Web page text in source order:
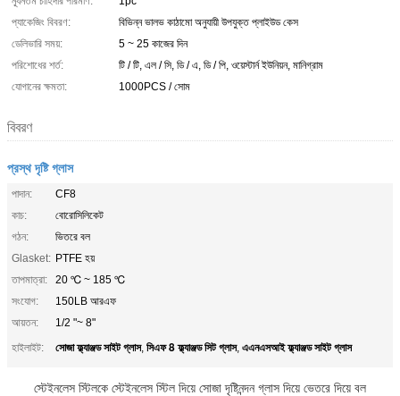
প্যাকেজিং বিবরণ:
বিভিন্ন ভালভ কাঠামো অনুযায়ী উপযুক্ত প্লাইউড কেস
ডেলিভারি সময়:
5 ~ 25 কাজের দিন
পরিশোধের শর্ত:
টি / টি, এল / সি, ডি / এ, ডি / পি, ওয়েস্টার্ন ইউনিয়ন, মানিগ্রাম
যোগানের ক্ষমতা:
1000PCS / সোম
বিবরণ
প্রস্থ দৃষ্টি গ্লাস
পাদান:
CF8
কাচ:
বোরোসিলিকেট
গঠন:
ভিতরে বল
Glasket: PTFE হয়
তাপমাত্রা:
20 ℃ ~ 185 ℃
সংযোগ:
150LB আরএফ
আয়তন:
1/2 "~ 8"
হাইলাইট:
সোজা ফ্ল্যাঞ্জড সাইট গ্লাস, সিএফ 8 ফ্ল্যাঞ্জড সিট গ্লাস, এএনএসআই ফ্ল্যাঞ্জড সাইট গ্লাস
স্টেইনলেস স্টিলকে স্টেইনলেস স্টিল দিয়ে সোজা দৃষ্টিনন্দন গ্লাস দিয়ে ভেতরে দিয়ে বল